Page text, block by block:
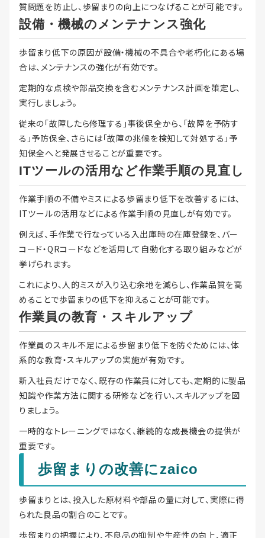
質問題を防止し、歩留まりの向上につなげることが可能です。
設備・機械のメンテナンス強化
歩留まり低下の原因が設備・機械の不具合や老朽化にある場
合は、メンテナンスの強化が有効です。
定期的な点検や部品交換を含むメンテナンス計画を策定し、
実行しましょう。
従来の「故障したら修理する」事後保全から、「故障を予防す
る」予防保全、さらには「故障の兆候を検知して対処する」予
知保全へと発展させることが重要です。
ITツールの活用など作業手順の見直し
作業手順の不備やミスによる歩留まり低下を改善するには、
ITツールの活用などによる作業手順の見直しが有効です。
例えば、手作業で行なっている入出庫時の在庫登録を、バー
コード・QRコードなどを活用して自動化する取り組みなどが
挙げられます。
これにより、人的ミスが入り込む余地を減らし、作業品質を高
めることで歩留まりの低下を抑えることが可能です。
作業員の教育・スキルアップ
作業員のスキル不足による歩留まり低下を防ぐためには、体
系的な教育・スキルアップの実施が有効です。
新入社員だけでなく、既存の作業員に対しても、定期的に製品
知識や作業方法に関する研修などを行い、スキルアップを図
りましょう。
一時的なトレーニングではなく、継続的な成長機会の提供が
重要です。
歩留まりの改善にzaico
歩留まりとは、投入した原材料や部品の量に対して、実際に得
られた良品の割合のことです。
歩留まりの把握により、不良品の抑制や生産性の向上、適正